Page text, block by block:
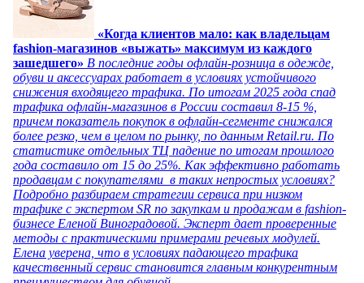
«Когда клиентов мало: как владельцам
fashion-магазинов «выжать» максимум из каждого
зашедшего» В последние годы офлайн-розница в одежде,
обуви и аксессуарах работает в условиях устойчивого
снижения входящего трафика. По итогам 2025 года спад
трафика офлайн-магазинов в России составил 8-15 %,
причем показатель покупок в офлайн-сегменте снижался
более резко, чем в целом по рынку, по данным Retail.ru. По
статистике отдельных ТЦ падение по итогам прошлого
года составило от 15 до 25%. Как эффективно работать
продавцам с покупателями в таких непростых условиях?
Подробно разбираем стратегии сервиса при низком
трафике с экспертом SR по закупкам и продажам в fashion-
бизнесе Еленой Виноградовой. Эксперт дает проверенные
методы с практическими примерами речевых модулей.
Елена уверена, что в условиях падающего трафика
качественный сервис становится главным конкурентным